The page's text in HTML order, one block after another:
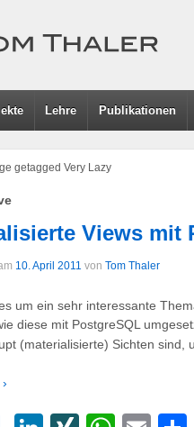
Lehre Publikationen
getagged Very Lazy
Views mit
10. April 2011 von Tom Thaler
um ein sehr interessante
diese mit PostgreSQL
(materialisierte) Sichten sind,